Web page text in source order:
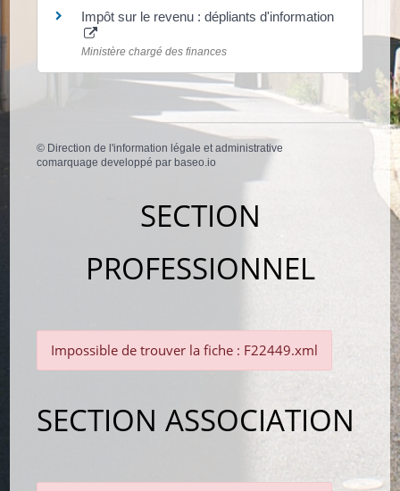
Impôt sur le revenu : dépliants d'information
Ministère chargé des finances
© Direction de l'information légale et administrative
comarquage developpé parbaseo.io
SECTION
PROFESSIONNEL
Impossible de trouver la fiche : F22449.xml
SECTION ASSOCIATION